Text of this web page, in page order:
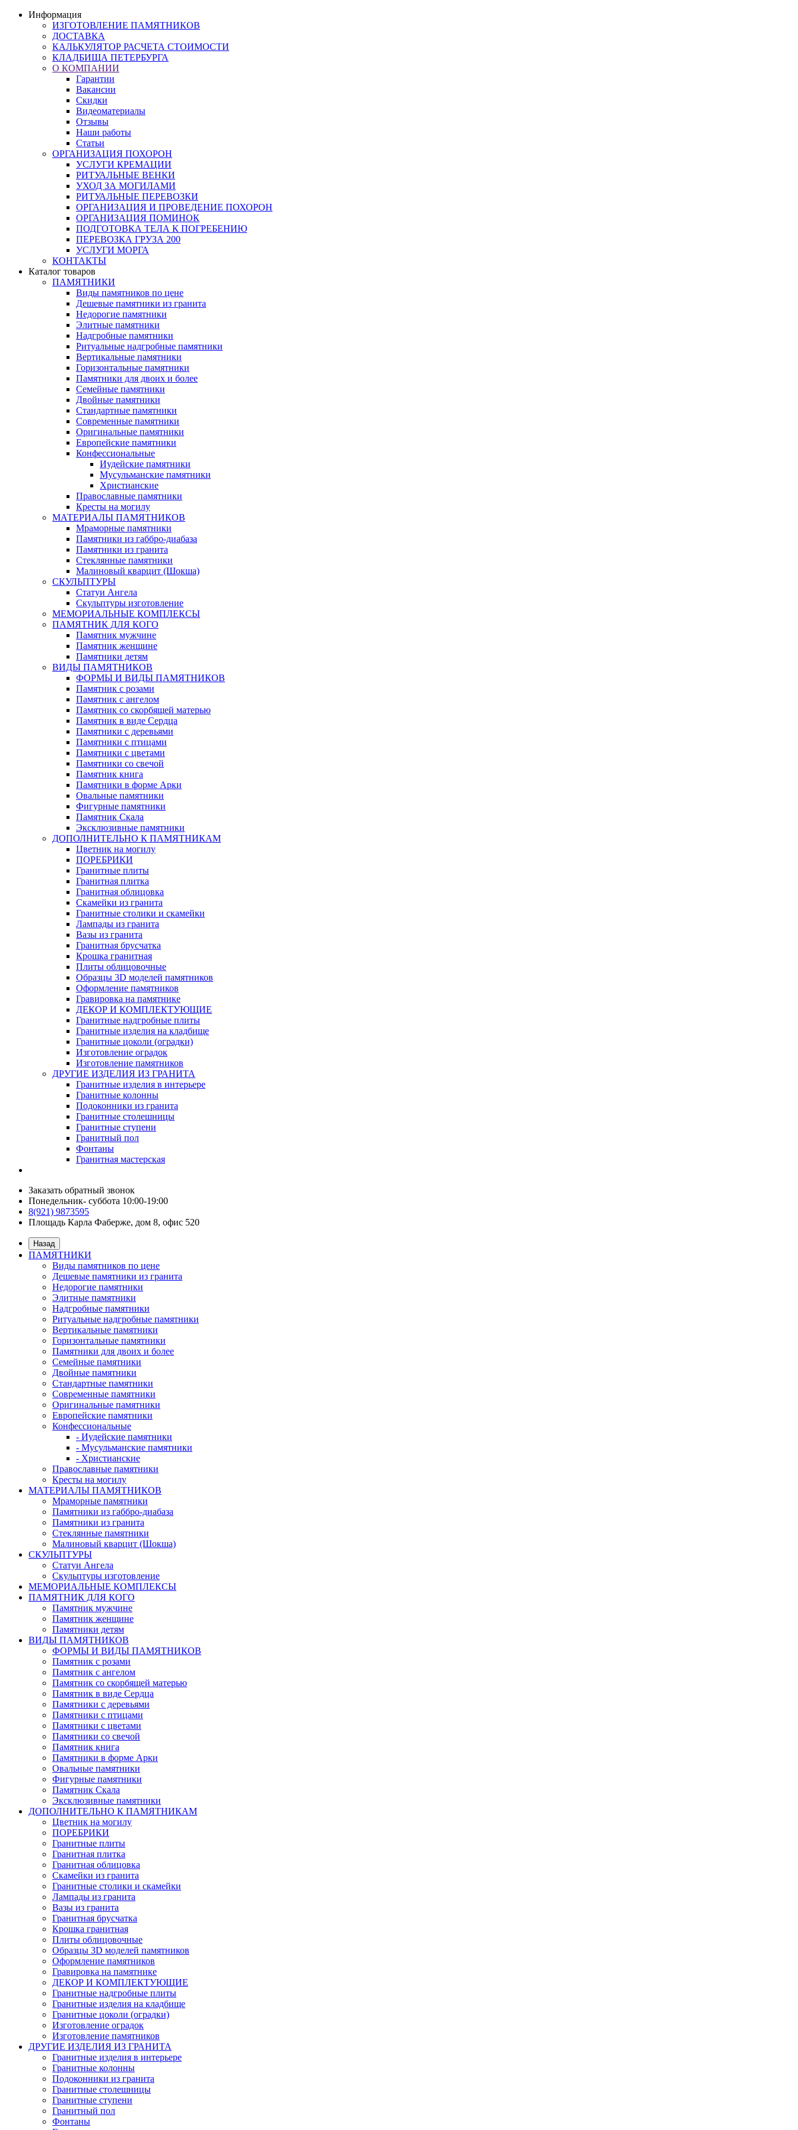
Информация
ИЗГОТОВЛЕНИЕ ПАМЯТНИКОВ
ДОСТАВКА
КАЛЬКУЛЯТОР РАСЧЕТА СТОИМОСТИ
КЛАДБИЩА ПЕТЕРБУРГА
О КОМПАНИИ
Гарантии
Вакансии
Скидки
Видеоматериалы
Отзывы
Наши работы
Статьи
ОРГАНИЗАЦИЯ ПОХОРОН
УСЛУГИ КРЕМАЦИИ
РИТУАЛЬНЫЕ ВЕНКИ
УХОД ЗА МОГИЛАМИ
РИТУАЛЬНЫЕ ПЕРЕВОЗКИ
ОРГАНИЗАЦИЯ И ПРОВЕДЕНИЕ ПОХОРОН
ОРГАНИЗАЦИЯ ПОМИНОК
ПОДГОТОВКА ТЕЛА К ПОГРЕБЕНИЮ
ПЕРЕВОЗКА ГРУЗА 200
УСЛУГИ МОРГА
КОНТАКТЫ
Каталог товаров
ПАМЯТНИКИ
Виды памятников по цене
Дешевые памятники из гранита
Недорогие памятники
Элитные памятники
Надгробные памятники
Ритуальные надгробные памятники
Вертикальные памятники
Горизонтальные памятники
Памятники для двоих и более
Семейные памятники
Двойные памятники
Стандартные памятники
Современные памятники
Оригинальные памятники
Европейские памятники
Конфессиональные
Иудейские памятники
Мусульманские памятники
Христианские
Православные памятники
Кресты на могилу
МАТЕРИАЛЫ ПАМЯТНИКОВ
Мраморные памятники
Памятники из габбро-диабаза
Памятники из гранита
Стеклянные памятники
Малиновый кварцит (Шокша)
СКУЛЬПТУРЫ
Статуи Ангела
Скульптуры изготовление
МЕМОРИАЛЬНЫЕ КОМПЛЕКСЫ
ПАМЯТНИК ДЛЯ КОГО
Памятник мужчине
Памятник женщине
Памятники детям
ВИДЫ ПАМЯТНИКОВ
ФОРМЫ И ВИДЫ ПАМЯТНИКОВ
Памятник с розами
Памятник с ангелом
Памятник со скорбящей матерью
Памятник в виде Сердца
Памятники с деревьями
Памятники с птицами
Памятники с цветами
Памятники со свечой
Памятник книга
Памятники в форме Арки
Овальные памятники
Фигурные памятники
Памятник Скала
Эксклюзивные памятники
ДОПОЛНИТЕЛЬНО К ПАМЯТНИКАМ
Цветник на могилу
ПОРЕБРИКИ
Гранитные плиты
Гранитная плитка
Гранитная облицовка
Скамейки из гранита
Гранитные столики и скамейки
Лампады из гранита
Вазы из гранита
Гранитная брусчатка
Крошка гранитная
Плиты облицовочные
Образцы 3D моделей памятников
Оформление памятников
Гравировка на памятнике
ДЕКОР И КОМПЛЕКТУЮЩИЕ
Гранитные надгробные плиты
Гранитные изделия на кладбище
Гранитные цоколи (оградки)
Изготовление оградок
Изготовление памятников
ДРУГИЕ ИЗДЕЛИЯ ИЗ ГРАНИТА
Гранитные изделия в интерьере
Гранитные колонны
Подоконники из гранита
Гранитные столешницы
Гранитные ступени
Гранитный пол
Фонтаны
Гранитная мастерская
Заказать обратный звонок
Понедельник- суббота 10:00-19:00
8(921) 9873595
Площадь Карла Фаберже, дом 8, офис 520
Назад
ПАМЯТНИКИ
Виды памятников по цене
Дешевые памятники из гранита
Недорогие памятники
Элитные памятники
Надгробные памятники
Ритуальные надгробные памятники
Вертикальные памятники
Горизонтальные памятники
Памятники для двоих и более
Семейные памятники
Двойные памятники
Стандартные памятники
Современные памятники
Оригинальные памятники
Европейские памятники
Конфессиональные
- Иудейские памятники
- Мусульманские памятники
- Христианские
Православные памятники
Кресты на могилу
МАТЕРИАЛЫ ПАМЯТНИКОВ
Мраморные памятники
Памятники из габбро-диабаза
Памятники из гранита
Стеклянные памятники
Малиновый кварцит (Шокша)
СКУЛЬПТУРЫ
Статуи Ангела
Скульптуры изготовление
МЕМОРИАЛЬНЫЕ КОМПЛЕКСЫ
ПАМЯТНИК ДЛЯ КОГО
Памятник мужчине
Памятник женщине
Памятники детям
ВИДЫ ПАМЯТНИКОВ
ФОРМЫ И ВИДЫ ПАМЯТНИКОВ
Памятник с розами
Памятник с ангелом
Памятник со скорбящей матерью
Памятник в виде Сердца
Памятники с деревьями
Памятники с птицами
Памятники с цветами
Памятники со свечой
Памятник книга
Памятники в форме Арки
Овальные памятники
Фигурные памятники
Памятник Скала
Эксклюзивные памятники
ДОПОЛНИТЕЛЬНО К ПАМЯТНИКАМ
Цветник на могилу
ПОРЕБРИКИ
Гранитные плиты
Гранитная плитка
Гранитная облицовка
Скамейки из гранита
Гранитные столики и скамейки
Лампады из гранита
Вазы из гранита
Гранитная брусчатка
Крошка гранитная
Плиты облицовочные
Образцы 3D моделей памятников
Оформление памятников
Гравировка на памятнике
ДЕКОР И КОМПЛЕКТУЮЩИЕ
Гранитные надгробные плиты
Гранитные изделия на кладбище
Гранитные цоколи (оградки)
Изготовление оградок
Изготовление памятников
ДРУГИЕ ИЗДЕЛИЯ ИЗ ГРАНИТА
Гранитные изделия в интерьере
Гранитные колонны
Подоконники из гранита
Гранитные столешницы
Гранитные ступени
Гранитный пол
Фонтаны